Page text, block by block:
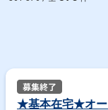
★基本在宅★オー